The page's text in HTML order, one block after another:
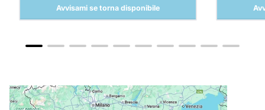
Avvisami se torna disponibile